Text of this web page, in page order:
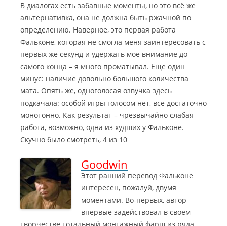
В диалогах есть забавные моменты, но это всё же
альтернативка, она не должна быть ржачной по
определению. Наверное, это первая работа
Фальконе, которая не смогла меня заинтересовать с
первых же секунд и удержать моё внимание до
самого конца – я много проматывал. Ещё один
минус: наличие довольно большого количества
мата. Опять же, одноголосая озвучка здесь
подкачала: особой игры голосом нет, всё достаточно
монотонно. Как результат – чрезвычайно слабая
работа, возможно, одна из худших у Фальконе.
Скучно было смотреть, 4 из 10
Goodwin
Этот ранний перевод Фальконе
интересен, пожалуй, двумя
моментами. Во-первых, автор
впервые задействовал в своём